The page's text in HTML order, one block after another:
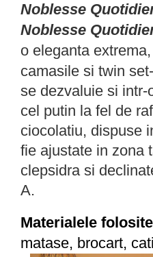
Noblesse
Noblesse
o eleganta
camasile si twin
se dezvaluie si
cel putin la fel de
ciocolatiu, dispuse
fie ajustate in zona
clepsidra si
A.
Materialele
matase, brocart,